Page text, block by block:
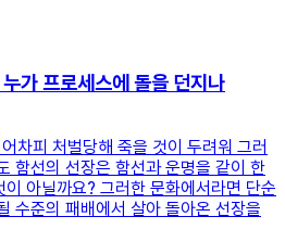
가 프로세스에 돌을 던지나
차피 처벌당해 죽을 것이 두려워 그러
함선의 선장은 함선과 운명을 같이 한
아닐까요? 그러한 문화에서라면 단순
수준의 패배에서 살아 돌아온 선장을